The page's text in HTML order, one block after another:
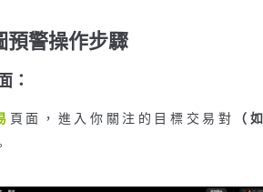
警操作步驟
：
頁面，進入你關注的目標交易對
（如